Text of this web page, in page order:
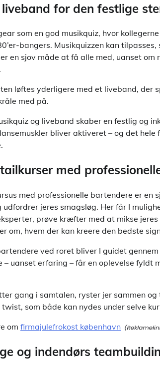
for den festlige
som en god musikquiz, hvor
bangers. Musikquizzen kan
en sjov måde at få alle med, uanset
løftes yderligere med et liveband, der
med på.
og liveband skaber en festlig og
bliver aktiveret – og det
med
med professionelle bartendere er en
udfordrer jeres smagsløg. Her får I
prøve kræfter med at mikse
om, hvem der kan kreere den bedste
ved roret bliver I guidet
uanset erfaring – får en oplevelse fyldt
gang i samtalen, ryster jer sammen
som både kan nydes under selve
om firmajulefrokost københavn
og indendørs